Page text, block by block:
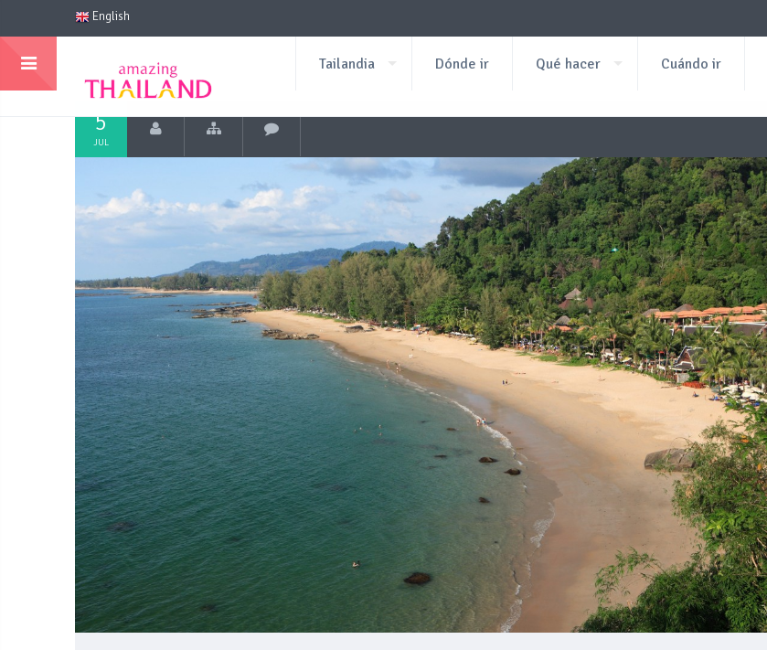
English
Tailandia Dónde ir Qué hacer Cuándo ir
5
JUL